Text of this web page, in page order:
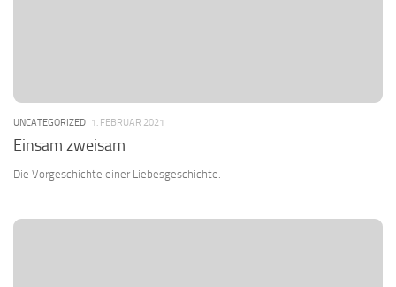
UNCATEGORIZED 1. FEBRUAR 2021
Einsam zweisam
Die Vorgeschichte einer Liebesgeschichte.